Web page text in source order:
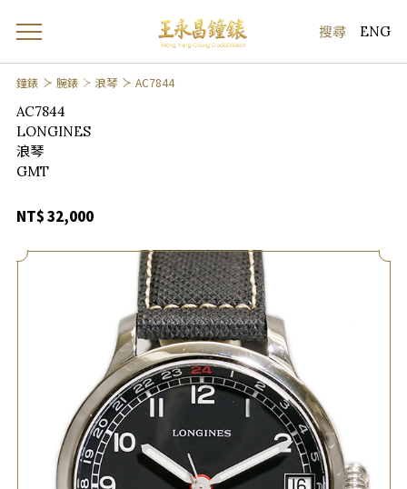
ENG
鐘錶 腕錶 浪琴 AC7844
AC7844
LONGINES
浪琴
GMT
NT$ 32,000